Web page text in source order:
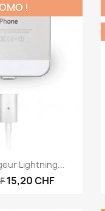
rapide
Lightning...
15,20 CHF
!